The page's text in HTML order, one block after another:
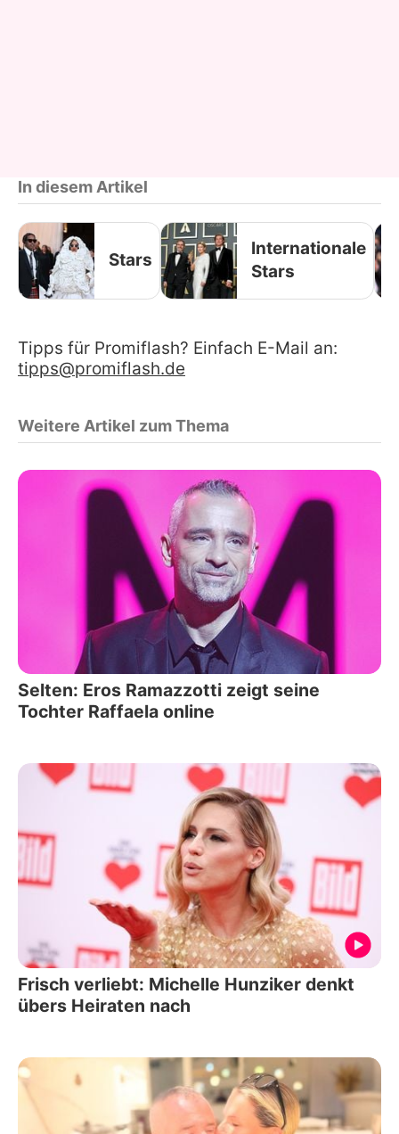
In diesem Artikel
Stars
Internationale
Stars
Tipps für Promiflash? Einfach E-Mail an:
tipps@promiflash.de
Weitere Artikel zum Thema
Selten: Eros Ramazzotti zeigt seine
Tochter Raffaela online
Frisch verliebt: Michelle Hunziker denkt
übers Heiraten nach